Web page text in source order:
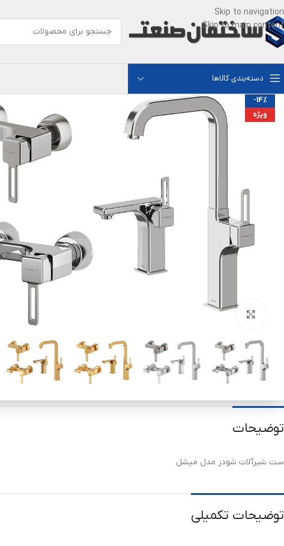
Skip to navigation
Skip to main content
دسته‌بندی کالاها
-14%
ویژه
برای بزرگنمایی کلیک کنید
توضیحات
ست شیرآلات شودر مدل میشل
توضیحات تکمیلی